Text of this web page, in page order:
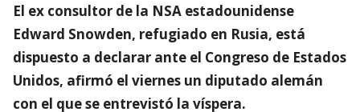
El ex consultor de la NSA estadounidense
Edward Snowden, refugiado en Rusia, está
dispuesto a declarar ante el Congreso de Estados
Unidos, afirmó el viernes un diputado alemán
con el que se entrevistó la víspera.